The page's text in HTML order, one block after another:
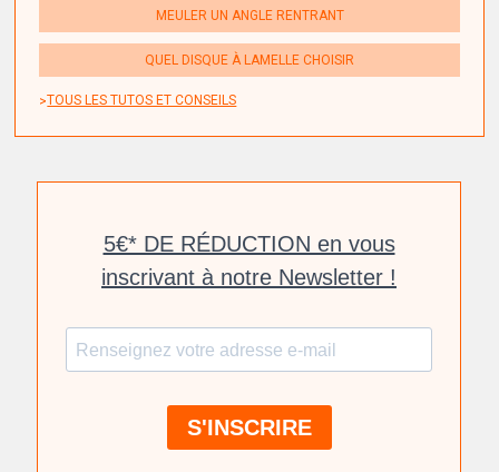
MEULER UN ANGLE RENTRANT
QUEL DISQUE À LAMELLE CHOISIR
TOUS LES TUTOS ET CONSEILS